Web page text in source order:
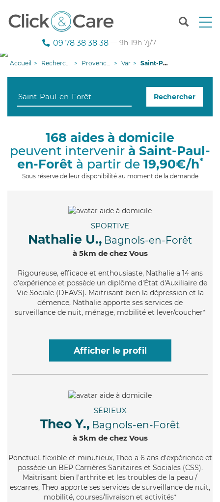
T
n
g
i
09 78 38 38 38 — 9h-19h 7j/7
Accueil Recherche aide à domicile Provence-Alpes-Côte d'Azur Var Saint-Paul-en-Forêt
Rechercher
168 aides à domicile
peuvent intervenir à Saint-Paul-
en-Forêtà partir de 19,90€/h*
Sous réserve de leur disponibilité au moment de la demande
SPORTIVE
Nathalie U., Bagnols-en-Forêt
à 5km de chez Vous
Rigoureuse, efficace et enthousiaste, Nathalie a 14 ans
d'expérience et possède un diplôme d'État d'Auxiliaire de
Vie Sociale (DEAVS). Maitrisant bien la dépression et la
démence, Nathalie apporte ses services de
surveillance de nuit, ménage, mobilité et lever/coucher*
Afficher le profil
SÉRIEUX
Theo Y., Bagnols-en-Forêt
à 5km de chez Vous
Ponctuel, flexible et minutieux, Theo a 6 ans d'expérience et
possède un BEP Carrières Sanitaires et Sociales (CSS).
Maitrisant bien l'arthrite et les troubles de la peau /
escarres, Theo apporte ses services de surveillance de nuit,
mobilité, courses/livraison et activités*